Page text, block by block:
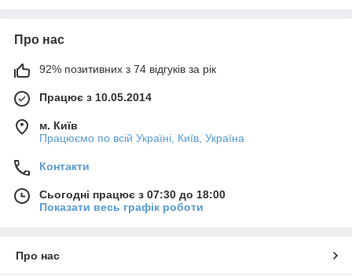
Про нас
92% позитивних з 74 відгуків за рік
Працює з 10.05.2014
м. Київ
Працюємо по всій Україні, Київ, Україна
Контакти
Сьогодні працює з 07:30 до 18:00
Показати весь графік роботи
Про нас